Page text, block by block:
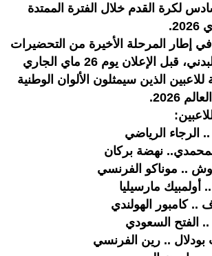
لكرة القدم خلال الفترة الممتدة
في إطار المرحلة الأخيرة من التحضيرات
والتقييم التقني والبدني، قبل الإعلان يوم 26 ماي الجاري
للاعبين الذين سيمثلون الألوان الوطنية
2026.